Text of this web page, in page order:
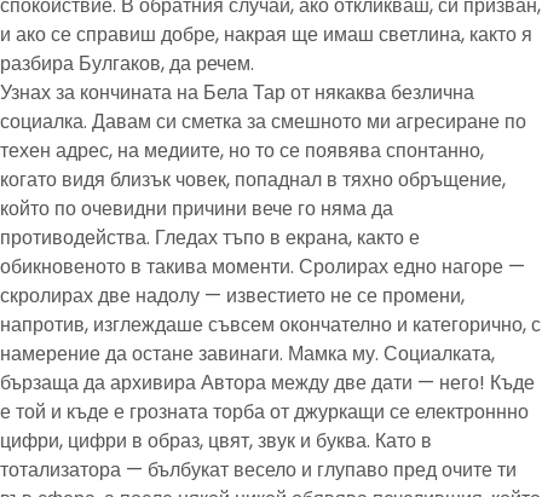
и ако се справиш добре, накрая ще имаш светлина, както я
разбира Булгаков, да речем.
Узнах за кончината на Бела Тар от някаква безлична
социалка. Давам си сметка за смешното ми агресиране по
техен адрес, на медиите, но то се появява спонтанно,
когато видя близък човек, попаднал в тяхно обръщение,
който по очевидни причини вече го няма да
противодейства. Гледах тъпо в екрана, както е
обикновеното в такива моменти. Сролирах едно нагоре —
скролирах две надолу — известието не се промени,
напротив, изглеждаше съвсем окончателно и категорично, с
намерение да остане завинаги. Мамка му. Социалката,
бързаща да архивира Автора между две дати — него! Къде
е той и къде е грозната торба от джуркащи се електроннно
цифри, цифри в образ, цвят, звук и буква. Като в
тотализатора — бълбукат весело и глупаво пред очите ти